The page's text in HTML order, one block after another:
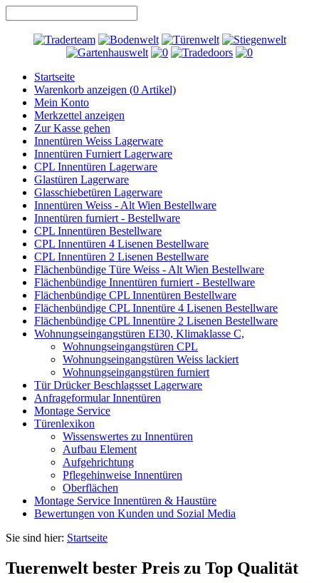
Startseite
Warenkorb anzeigen (0 Artikel)
Mein Konto
Merkzettel anzeigen
Zur Kasse gehen
Innentüren Weiss Lagerware
Innentüren Furniert Lagerware
CPL Innentüren Lagerware
Glastüren Lagerware
Glasschiebetüren Lagerware
Innentüren Weiss - Alt Wien Bestellware
Innentüren furniert - Bestellware
CPL Innentüren Bestellware
CPL Innentüren 4 Lisenen Bestellware
CPL Innentüren 2 Lisenen Bestellware
Flächenbündige Türe Weiss - Alt Wien Bestellware
Flächenbündige Innentüren furniert - Bestellware
Flächenbündige CPL Innentüren Bestellware
Flächenbündige CPL Innentüre 4 Lisenen Bestellware
Flächenbündige CPL Innentüre 2 Lisenen Bestellware
Wohnungseingangstüren EI30, Klimaklasse C,
Wohnungseingangstüren CPL
Wohnungseingangstüren Weiss lackiert
Wohnungseingangstüren furniert
Tür Drücker Beschlagsset Lagerware
Anfrageformular Innentüren
Montage Service
Türenlexikon
Wissenswertes zu Innentüren
Aufbau Element
Aufgehrichtung
Pflegehinweise Innentüren
Oberflächen
Montage Service Innentüren & Haustüre
Bewertungen von Kunden und Sozial Media
Sie sind hier: Startseite
Tuerenwelt bester Preis zu Top Qualität